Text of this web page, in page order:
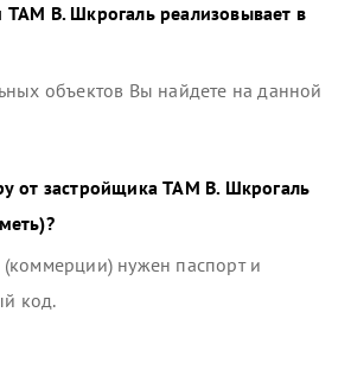
ТАМ В. Шкрогальреализовывает в
объектов Вы найдете на данной
от застройщикаТАМ В. Шкрогаль
нужен паспорт и
код.